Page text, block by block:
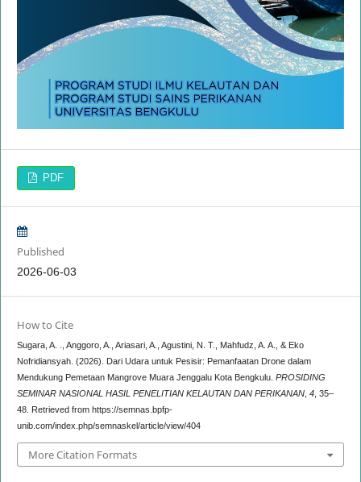
PDF
Published
2026-06-03
How to Cite
Sugara, A. ., Anggoro, A., Ariasari, A., Agustini, N. T., Mahfudz, A. A., & Eko
Nofridiansyah. (2026). Dari Udara untuk Pesisir: Pemanfaatan Drone dalam
Mendukung Pemetaan Mangrove Muara Jenggalu Kota Bengkulu. PROSIDING
SEMINAR NASIONAL HASIL PENELITIAN KELAUTAN DAN PERIKANAN, 4, 35–
48. Retrieved from https://semnas.bpfp-
unib.com/index.php/semnaskel/article/view/404
More Citation Formats